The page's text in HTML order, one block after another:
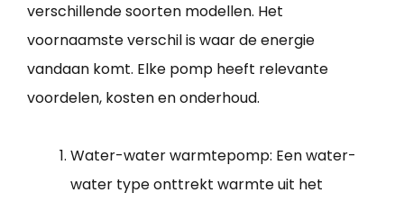
verschillende soorten modellen. Het
voornaamste verschil is waar de energie
vandaan komt. Elke pomp heeft relevante
voordelen, kosten en onderhoud.
Water-water warmtepomp: Een water-
water type onttrekt warmte uit het